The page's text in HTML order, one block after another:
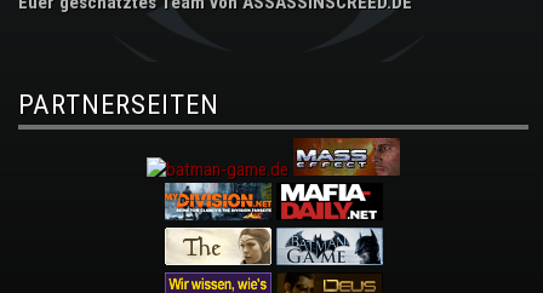
PARTNERSEITEN